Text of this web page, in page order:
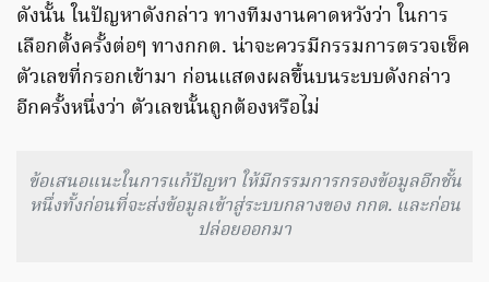
ดังนั้น ในปัญหาดังกล่าว ทางทีมงานคาดหวังว่า ในการ
เลือกตั้งครั้งต่อๆ ทางกกต. น่าจะควรมีกรรมการตรวจเช็ค
ตัวเลขที่กรอกเข้ามา ก่อนแสดงผลขึ้นบนระบบดังกล่าว
อีกครั้งหนึ่งว่า ตัวเลขนั้นถูกต้องหรือไม่
ข้อเสนอแนะในการแก้ปัญหา ให้มีกรรมการกรองข้อมูลอีกชั้น
หนึ่งทั้งก่อนที่จะส่งข้อมูลเข้าสู่ระบบกลางของ กกต. และก่อน
ปล่อยออกมา